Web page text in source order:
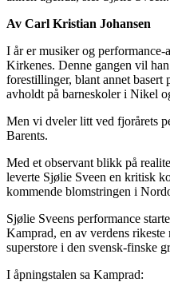
Av Carl Kristian Johansen
I år er musiker og
Kirkenes. Denne gangen vil
forestillinger, blant annet basert
avholdt på barneskoler i Nikel
Men vi dveler litt ved fjorårets
Barents.
Med et observant blikk på
leverte Sjølie Sveen en kritisk
kommende blomstringen i
Sjølie Sveens performance
Kamprad, en av verdens
superstore i den svensk-finske
I åpningstalen sa Kamprad: